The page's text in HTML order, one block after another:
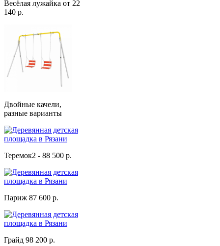
Весёлая лужайка от 22
140 р.
Двойные качели,
разные варианты
Теремок2 - 88 500 р.
Париж 87 600 р.
Грайд 98 200 р.